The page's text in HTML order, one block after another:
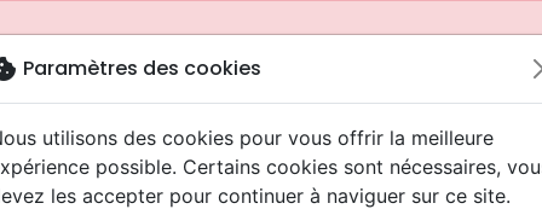
Paramètres des cookies
utilisons des cookies pour vous offrir la meilleure
possible. Certains cookies sont nécessaires,
les accepter pour continuer à naviguer sur ce site.